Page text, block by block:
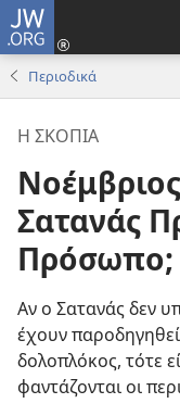
JW.ORG
Περιοδικά
Η ΣΚΟΠΙΑ
Σατανάς
Πρόσωπο;
Αν ο Σατανάς δεν
έχουν
δολοπλόκος, τότε
φαντάζονται οι